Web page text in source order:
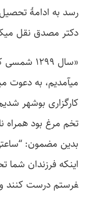
رسد به ادامۀ
دکتر مصدق نقل
«سال
می­آمدیم، به دعوت
کارگزاری بوشهر
تخم مرغ بود همراه
بدین مضمون:
فرستم درست کنند